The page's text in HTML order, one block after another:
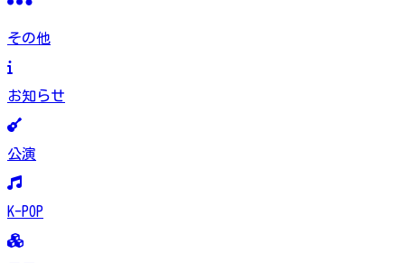
その他
お知らせ
公演
K-POP